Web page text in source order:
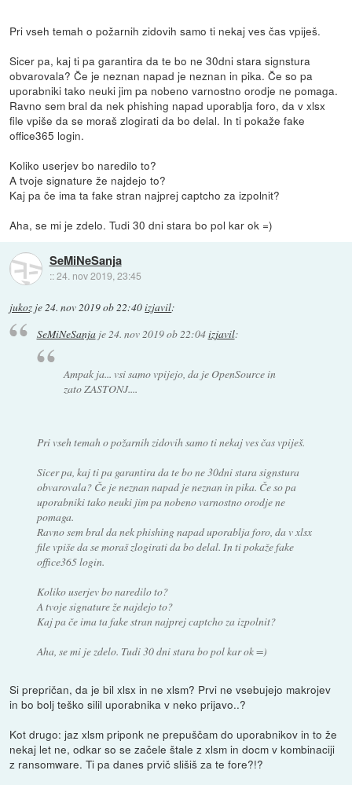
Pri vseh temah o požarnih zidovih samo ti nekaj ves čas vpiješ.
Sicer pa, kaj ti pa garantira da te bo ne 30dni stara signstura
obvarovala? Če je neznan napad je neznan in pika. Če so pa
uporabniki tako neuki jim pa nobeno varnostno orodje ne pomaga.
Ravno sem bral da nek phishing napad uporablja foro, da v xlsx
file vpiše da se moraš zlogirati da bo delal. In ti pokaže fake
office365 login.
Koliko userjev bo naredilo to?
A tvoje signature že najdejo to?
Kaj pa če ima ta fake stran najprej captcho za izpolnit?
Aha, se mi je zdelo. Tudi 30 dni stara bo pol kar ok =)
SeMiNeSanja
::24. nov 2019, 23:45
jukoz je24. nov 2019 ob 22:40izjavil:
SeMiNeSanjaje 24. nov 2019 ob 22:04izjavil:
Ampak ja... vsi samo vpijejo, da je OpenSource in
zato ZASTONJ....
Pri vseh temah o požarnih zidovih samo ti nekaj ves čas vpiješ.
Sicer pa, kaj ti pa garantira da te bo ne 30dni stara signstura
obvarovala? Če je neznan napad je neznan in pika. Če so pa
uporabniki tako neuki jim pa nobeno varnostno orodje ne
pomaga.
Ravno sem bral da nek phishing napad uporablja foro, da v xlsx
file vpiše da se moraš zlogirati da bo delal. In ti pokaže fake
office365 login.
Koliko userjev bo naredilo to?
A tvoje signature že najdejo to?
Kaj pa če ima ta fake stran najprej captcho za izpolnit?
Aha, se mi je zdelo. Tudi 30 dni stara bo pol kar ok =)
Si prepričan, da je bil xlsx in ne xlsm? Prvi ne vsebujejo makrojev
in bo bolj teško silil uporabnika v neko prijavo..?
Kot drugo: jaz xlsm priponk ne prepuščam do uporabnikov in to že
nekaj let ne, odkar so se začele štale z xlsm in docm v kombinaciji
z ransomware. Ti pa danes prvič slišiš za te fore?!?